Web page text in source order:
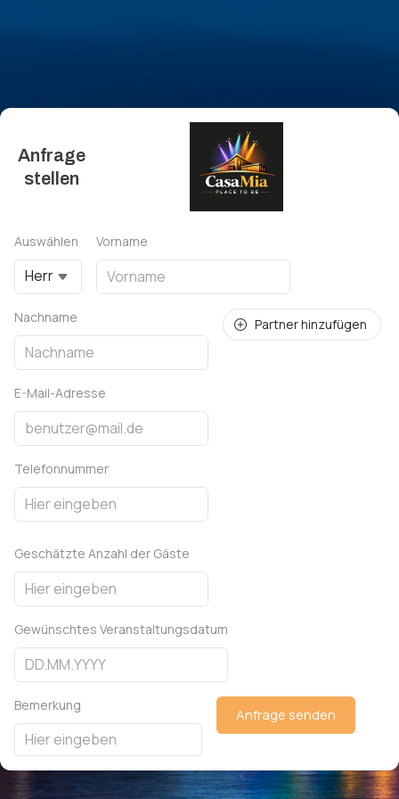
Anfrage
stellen
Auswählen
Herr
Vorname
Nachname Partner hinzufügen
E-Mail-Adresse
Telefonnummer
Geschätzte Anzahl der Gäste
Gewünschtes Veranstaltungsdatum
Bemerkung
Anfrage senden